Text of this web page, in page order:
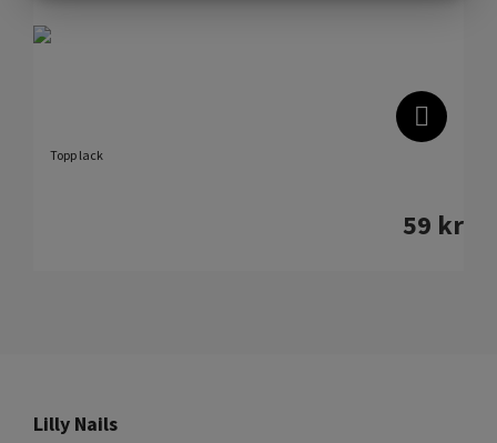
Topp lack
59 kr
Lilly Nails